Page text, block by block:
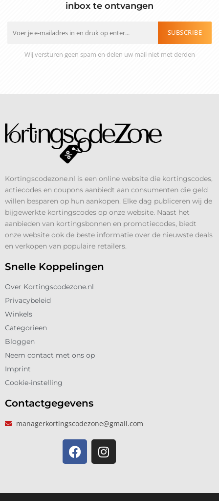
inbox te ontvangen
SUBSCRIBE
Wij versturen geen spam en delen uw mail niet met derden
Kortingscodezone.nl is een online website die kortingscodes,
actiecodes en coupons aanbiedt aan consumenten die geld
willen besparen op hun aankopen. Elke dag publiceren wij de
bijgewerkte kortingscodes op onze website. Naast het
aanbieden van kortingsbonnen en promotiecodes, biedt
onze website ook de beste informatie over de nieuwste deals
en verkopen van populaire retailers.
Snelle Koppelingen
Over Kortingscodezone.nl
Privacybeleid
Winkels
Categorieen
Bloggen
Neem contact met ons op
Imprint
Cookie-instelling
Contactgegevens
managerkortingscodezone@gmail.com